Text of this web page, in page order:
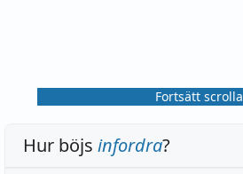
Fortsätt scrolla
Hur böjs infordra?